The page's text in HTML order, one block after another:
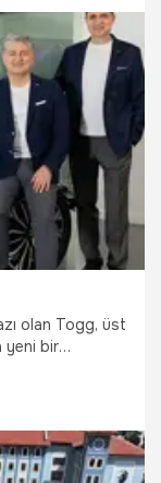
olan Togg, üst
yeni bir